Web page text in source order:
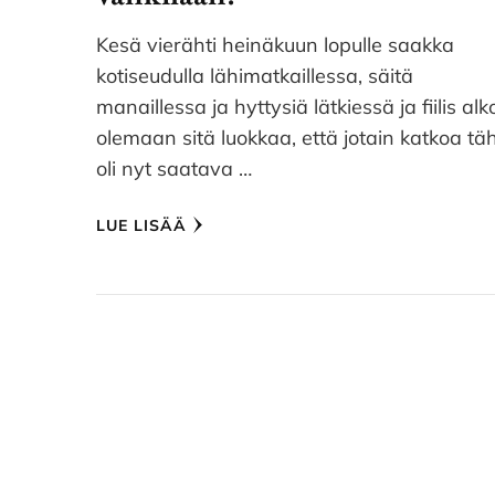
Kesä vierähti heinäkuun lopulle saakka
kotiseudulla lähimatkaillessa, säitä
manaillessa ja hyttysiä lätkiessä ja fiilis
olemaan sitä luokkaa, että jotain katkoa
oli nyt saatava …
LUE LISÄÄ